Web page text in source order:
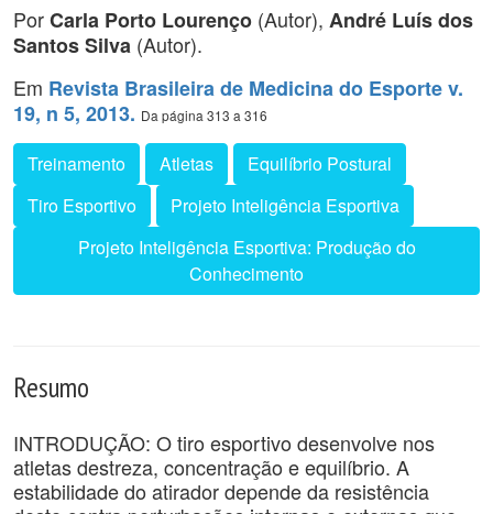
PorCarla Porto Lourenço (Autor), André Luís dos
Santos Silva (Autor).
Em Revista Brasileira de Medicina do Esporte v.
19, n 5, 2013. Da página 313 a 316
Treinamento Atletas
Equilíbrio Postural
Tiro Esportivo
Projeto Inteligência Esportiva
Projeto Inteligência Esportiva: Produção do
Conhecimento
Resumo
INTRODUÇÃO: O tiro esportivo desenvolve nos
atletas destreza, concentração e equilíbrio. A
estabilidade do atirador depende da resistência